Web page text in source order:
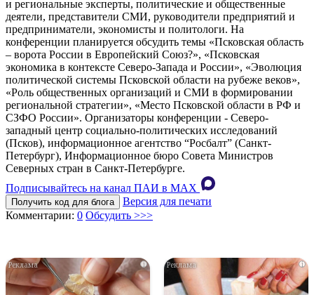
и региональные эксперты, политические и общественные
деятели, представители СМИ, руководители предприятий и
предприниматели, экономисты и политологи. На
конференции планируется обсудить темы «Псковская область
– ворота России в Европейский Союз?», «Псковская
экономика в контексте Северо-Запада и России», «Эволюция
политической системы Псковской области на рубеже веков»,
«Роль общественных организаций и СМИ в формировании
региональной стратегии», «Место Псковской области в РФ и
СЗФО России». Организаторы конференции - Северо-
западный центр социально-политических исследований
(Псков), информационное агентство “Росбалт” (Санкт-
Петербург), Информационное бюро Совета Министров
Северных стран в Санкт-Петербурге.
Подписывайтесь на канал ПАИ в MAХ
Получить код для блога
Версия для печати
Комментарии: 0 Обсудить >>>
i i